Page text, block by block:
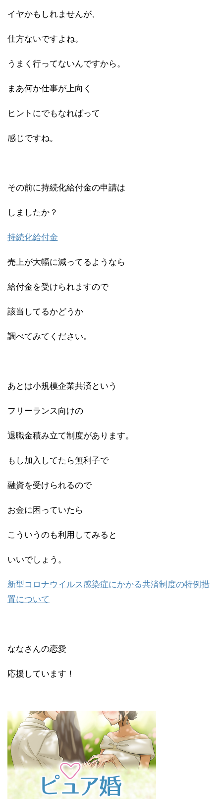
イヤかもしれませんが、
仕方ないですよね。
うまく行ってないんですから。
まあ何か仕事が上向く
ヒントにでもなればって
感じですね。
その前に持続化給付金の申請は
しましたか？
持続化給付金
売上が大幅に減ってるようなら
給付金を受けられますので
該当してるかどうか
調べてみてください。
あとは小規模企業共済という
フリーランス向けの
退職金積み立て制度があります。
もし加入してたら無利子で
融資を受けられるので
お金に困っていたら
こういうのも利用してみると
いいでしょう。
新型コロナウイルス感染症にかかる共済制度の特例措
置について
ななさんの恋愛
応援しています！